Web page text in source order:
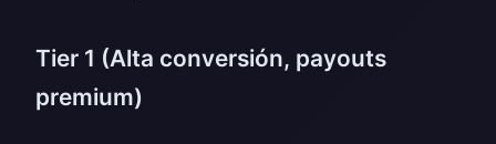
Tier 1 (Alta conversión, payouts
premium)